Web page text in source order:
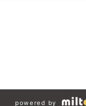
powered by